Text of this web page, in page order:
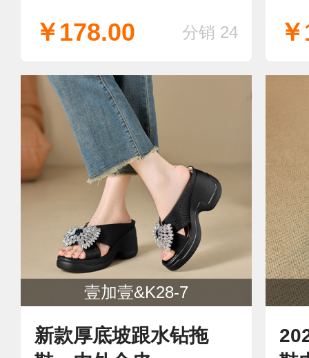
￥178.00 分销 24
壹加壹&K28-7
新款厚底坡跟水钻拖